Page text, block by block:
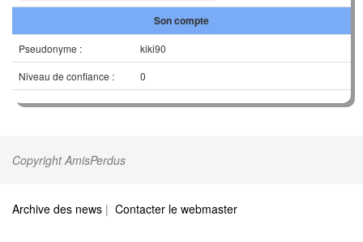
Son compte
Pseudonyme :
kiki90
Niveau de confiance :
0
Copyright AmisPerdus
Archive des news | Contacter le webmaster